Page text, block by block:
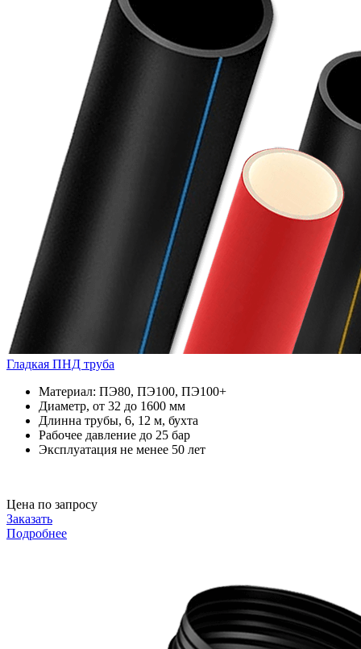
Гладкая ПНД труба
Материал: ПЭ80, ПЭ100, ПЭ100+
Диаметр, от 32 до 1600 мм
Длинна трубы, 6, 12 м, бухта
Рабочее давление до 25 бар
Эксплуатация не менее 50 лет
Цена по запросу
Заказать
Подробнее